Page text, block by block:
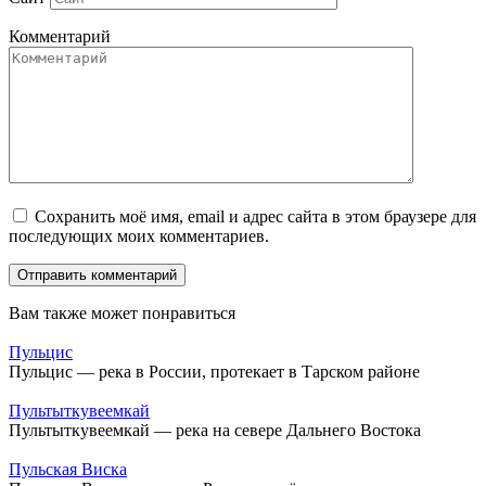
Комментарий
Сохранить моё имя, email и адрес сайта в этом браузере для
последующих моих комментариев.
Вам также может понравиться
Пульцис
Пульцис — река в России, протекает в Тарском районе
Пультыткувеемкай
Пультыткувеемкай — река на севере Дальнего Востока
Пульская Виска